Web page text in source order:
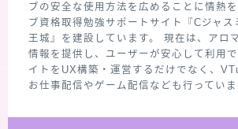
ブの安全な使用方法を広めることに情熱
ブ資格取得勉強サポートサイト『Cジャス
王城』を建設しています。 現在は、アロ
情報を提供し、ユーザーが安心して利用
イトをUX構築・運営するだけでなく、
お仕事配信やゲーム配信なども行っていま